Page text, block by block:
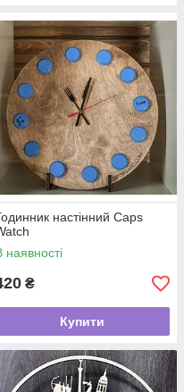
настінний Caps
наявності
₴
Купити